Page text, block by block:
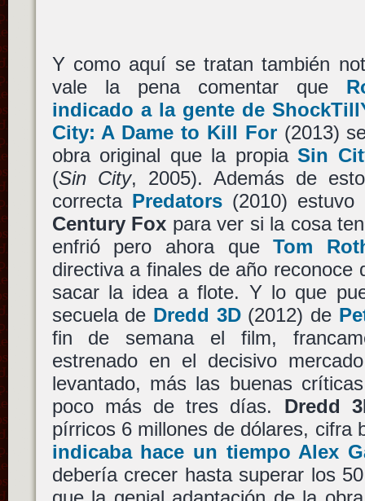
Y como aquí se tratan también
vale la pena comentar que
indicado a la gente de
City: A Dame to Kill For(2013)
obra original que la propiaSin
(Sin City, 2005). Además de
correcta Predators(2010) estuvo
Century Fox para ver si la cosa
enfrió pero ahora queTom
directiva a finales de año reconoce
sacar la idea a flote. Y lo que
secuela de Dredd 3D(2012) de
fin de semana el film,
estrenado en el decisivo
levantado, más las buenas
poco más de tres días. Dredd
pírricos 6 millones de dólares, cifra
indicaba hace un tiempo Alex
debería crecer hasta superar los